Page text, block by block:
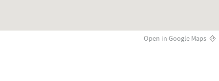
Open in Google Maps